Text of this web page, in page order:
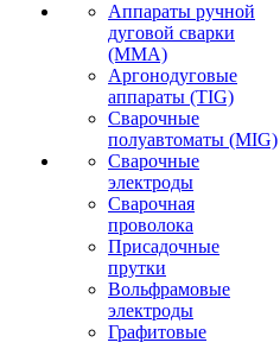
Аппараты ручной
дуговой сварки
(MMA)
Аргонодуговые
аппараты (TIG)
Сварочные
полуавтоматы (MIG)
Сварочные
электроды
Сварочная
проволока
Присадочные
прутки
Вольфрамовые
электроды
Графитовые